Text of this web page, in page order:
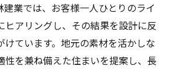
建業では、お客様一人ひとりのライ
ヒアリングし、その結果を設計に反
けています。地元の素材を活かしな
性を兼ね備えた住まいを提案し、長